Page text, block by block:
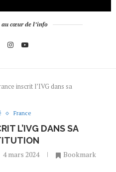
au cœur de l’info
inscrit l’IVG dans sa
France
L’IVG DANS SA
4 mars 2024 Bookmark